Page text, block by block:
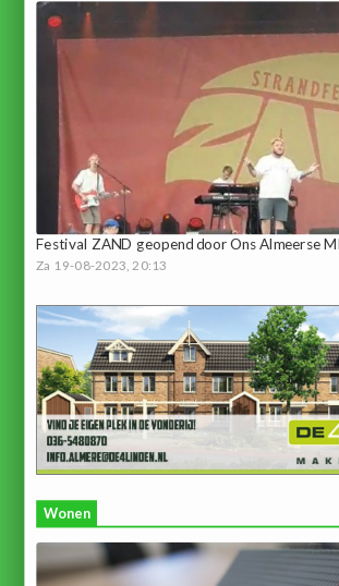
Festival ZAND geopend door Ons Almeerse
Za 19-08-2023, 20:13
Wonen